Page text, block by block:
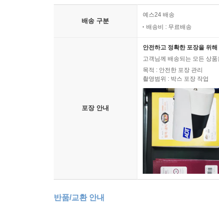
배송 구분
예스24 배송
배송비 : 무료배송
포장 안내
안전하고 정확한 포장을 위
고객님께 배송되는 모든 상
목적 : 안전한 포장 관리
촬영범위 : 박스 포장 작업
반품/교환 안내